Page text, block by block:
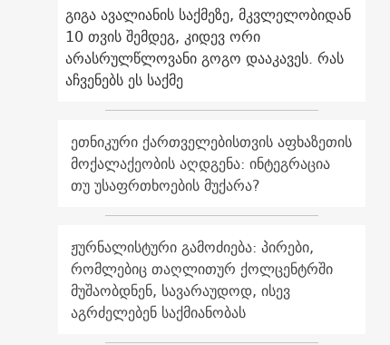
გიგა ავალიანის საქმეზე, მკვლელობიდან
10 თვის შემდეგ, კიდევ ორი
არასრულწლოვანი გოგო დააკავეს. რას
აჩვენებს ეს საქმე
ეთნიკური ქართველებისთვის აფხაზეთის
მოქალაქეობის აღდგენა: ინტეგრაცია
თუ უსაფრთხოების მუქარა?
ჟურნალისტური გამოძიება: პირები,
რომლებიც თაღლითურ ქოლცენტრში
მუშაობდნენ, სავარაუდოდ, ისევ
აგრძელებენ საქმიანობას